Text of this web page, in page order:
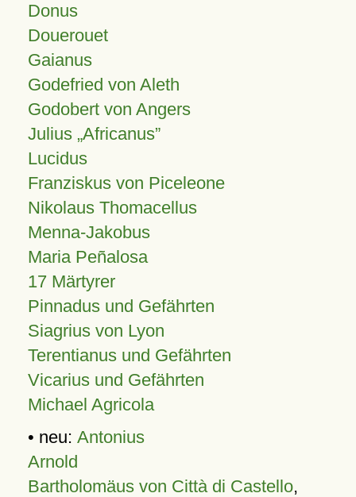
Donus
Douerouet
Gaianus
Godefried von Aleth
Godobert von Angers
Julius Africanus
Lucidus
Franziskus von Piceleone
Nikolaus Thomacellus
Menna-Jakobus
Maria Peñalosa
17 Märtyrer
Pinnadus und Gefährten
Siagrius von Lyon
Terentianus und Gefährten
Vicarius und Gefährten
Michael Agricola
• neu: Antonius
Arnold
Bartholomäus von Città di Castello,